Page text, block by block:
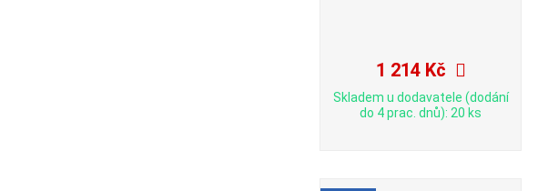
1 214 Kč
Skladem u dodavatele (dodání
do 4 prac. dnů): 20 ks